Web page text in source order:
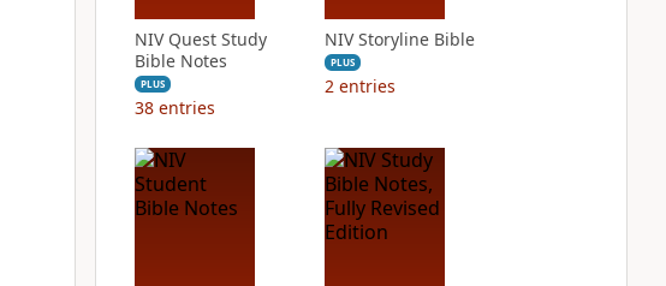
NIV Quest Study
Bible Notes
PLUS
38 entries
NIV Storyline Bible
PLUS
2 entries